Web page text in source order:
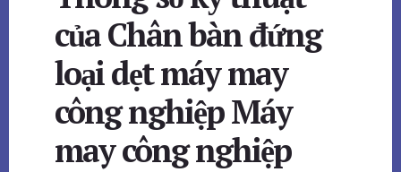
của Chân bàn đứng
loại dẹt máy may
công nghiệp Máy
may công nghiệp